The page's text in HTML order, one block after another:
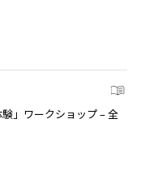
験」ワークショップ – 全